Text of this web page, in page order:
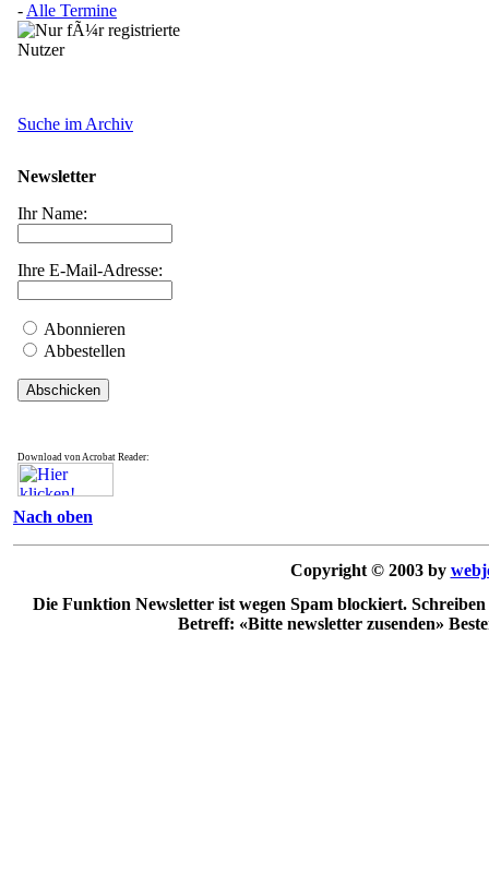
- Alle Termine
Suche im Archiv
Newsletter
Ihr Name:
Ihre E-Mail-Adresse:
Abonnieren
Abbestellen
Download von Acrobat Reader:
Nach oben
Copyright © 2003 by
Die Funktion Newsletter ist wegen Spam blockiert.
Betreff: «Bitte newsletter zusenden»